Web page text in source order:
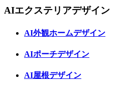
AIエクステリアデザイン
AI外観ホームデザイン
AIポーチデザイン
AI屋根デザイン